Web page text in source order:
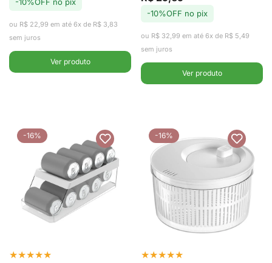
Clear Fresh
2,2L - Ou
de
regular
ou R$ 22,99 em até 6x de R$ 3,83
sem juros
Ver produto
unid - Ou
de
regular
-10%OFF no pix
ou R$ 32,99 em até 6x de R$ 5,49
sem juros
Ver produto
-16%
★★★★★
-16%
★★★★★